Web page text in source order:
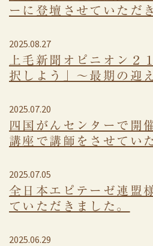
ーに登壇させていただ
2025.08.27
上毛新聞オピニオン２
択しよう」～最期の迎
2025.07.20
四国がんセンターで開
講座で講師をさせてい
2025.07.05
全日本エピテーゼ連盟
ていただきました。
2025.06.29